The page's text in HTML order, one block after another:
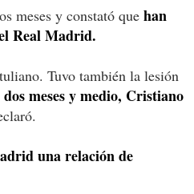
meses y constató que han
Real Madrid.
Tuvo también la lesión
dos meses y medio, Cristiano
una relación de